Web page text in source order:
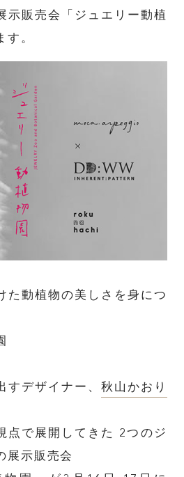
示販売会「ジュエリー動植
す。
た動植物の美しさを身につ
すデザイナー、 秋山かおり
点で展開してきた 2つのジ
展示販売会